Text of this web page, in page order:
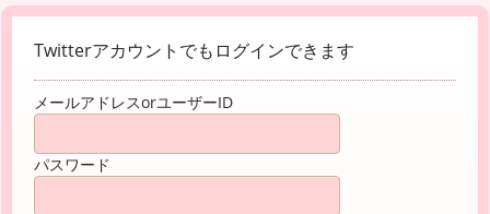
Twitterアカウントでもログインできます
メールアドレスorユーザーID
パスワード